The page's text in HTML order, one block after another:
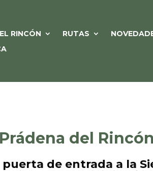
RINCÓN RUTAS
del
puerta de entrada a la